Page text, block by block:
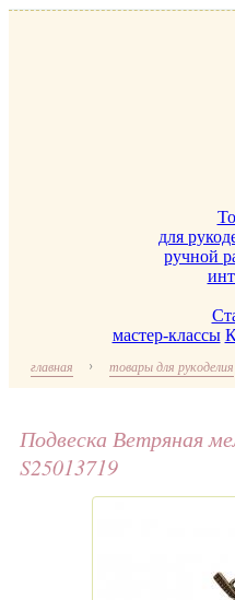
для
ручной
мастер-классы
главная товары для рукоделия
Подвеска Ветряная
S25013719